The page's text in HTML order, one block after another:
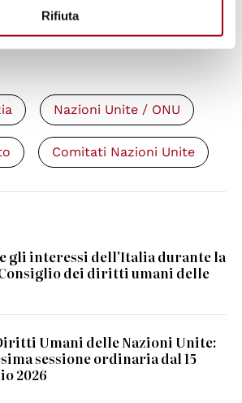
Rifiuta
Nazioni Unite / ONU
Comitati Nazioni Unite
gli interessi dell'Italia durante la
Consiglio dei diritti umani delle
Umani delle Nazioni Unite:
sessione ordinaria dal 15
2026